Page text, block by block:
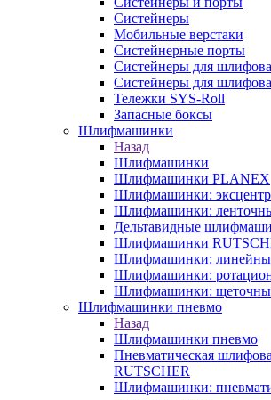
Систейнеры
Мобильные верстаки
Систейнерные порты
Систейнеры для
Систейнеры для
Тележки SYS-Roll
Запасные боксы
Шлифмашинки
Назад
Шлифмашинки
Шлифмашинки PLANEX
Шлифмашинки:
Шлифмашинки:
Дельтавидные
Шлифмашинки
Шлифмашинки:
Шлифмашинки:
Шлифмашинки:
Шлифмашинки пневмо
Назад
Шлифмашинки пневмо
Пневматическая
RUTSCHER
Шлифмашинки: